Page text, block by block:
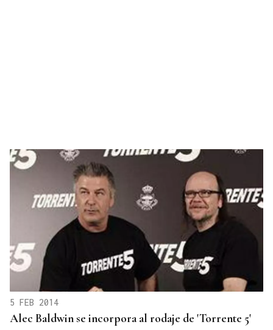
5 FEB 2014
Alec Baldwin se incorpora al rodaje de 'Torrente 5'